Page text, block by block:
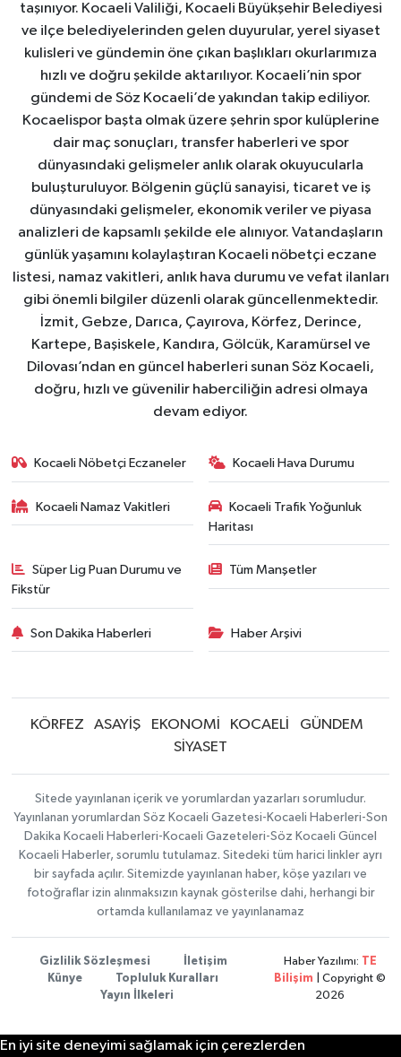
taşınıyor. Kocaeli Valiliği, Kocaeli Büyükşehir Belediyesi
ve ilçe belediyelerinden gelen duyurular, yerel siyaset
kulisleri ve gündemin öne çıkan başlıkları okurlarımıza
hızlı ve doğru şekilde aktarılıyor. Kocaeli’nin spor
gündemi de Söz Kocaeli’de yakından takip ediliyor.
Kocaelispor başta olmak üzere şehrin spor kulüplerine
dair maç sonuçları, transfer haberleri ve spor
dünyasındaki gelişmeler anlık olarak okuyucularla
buluşturuluyor. Bölgenin güçlü sanayisi, ticaret ve iş
dünyasındaki gelişmeler, ekonomik veriler ve piyasa
analizleri de kapsamlı şekilde ele alınıyor. Vatandaşların
günlük yaşamını kolaylaştıran Kocaeli nöbetçi eczane
listesi, namaz vakitleri, anlık hava durumu ve vefat ilanları
gibi önemli bilgiler düzenli olarak güncellenmektedir.
İzmit, Gebze, Darıca, Çayırova, Körfez, Derince,
Kartepe, Başiskele, Kandıra, Gölcük, Karamürsel ve
Dilovası’ndan en güncel haberleri sunan Söz Kocaeli,
doğru, hızlı ve güvenilir haberciliğin adresi olmaya
devam ediyor.
Kocaeli Nöbetçi Eczaneler Kocaeli Hava Durumu
Kocaeli Namaz Vakitleri
Kocaeli Trafik Yoğunluk
Haritası
Süper Lig Puan Durumu ve
Fikstür
Tüm Manşetler
Son Dakika Haberleri Haber Arşivi
KÖRFEZ ASAYİŞ EKONOMİ KOCAELİ
GÜNDEM
SİYASET
Sitede yayınlanan içerik ve yorumlardan yazarları sorumludur.
Yayınlanan yorumlardan Söz Kocaeli Gazetesi-Kocaeli Haberleri-Son
Dakika Kocaeli Haberleri-Kocaeli Gazeteleri-Söz Kocaeli Güncel
Kocaeli Haberler, sorumlu tutulamaz. Sitedeki tüm harici linkler ayrı
bir sayfada açılır. Sitemizde yayınlanan haber, köşe yazıları ve
fotoğraflar izin alınmaksızın kaynak gösterilse dahi, herhangi bir
ortamda kullanılamaz ve yayınlanamaz
Gizlilik Sözleşmesi
İletişim
Künye
Topluluk Kuralları
Yayın İlkeleri
Haber Yazılımı: TE
Bilişim | Copyright ©
2026
En iyi site deneyimi sağlamak için çerezlerden